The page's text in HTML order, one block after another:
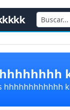
hhhhhhhhhhhh